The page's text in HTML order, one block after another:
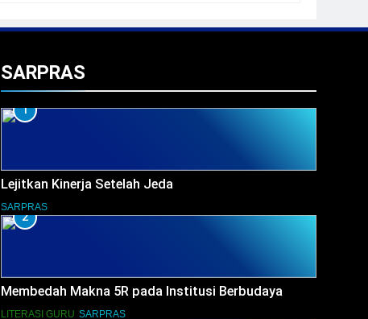
SARPRAS
1
Lejitkan Kinerja Setelah Jeda
SARPRAS
2
Membedah Makna 5R pada Institusi Berbudaya
LITERASI GURU SARPRAS